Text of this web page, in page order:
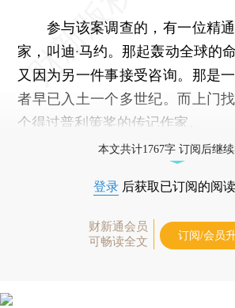
参与该案调查的，有一位精通
家，叫迪·马约。那起轰动全球的
又因为另一件事接受咨询。那是
者早已入土一个多世纪。而上门
个得过普利策奖的传记作家。
本文共计1767字 订阅后继
登录 后获取已订阅的阅
财新通会员
可畅读全文
订阅/会员